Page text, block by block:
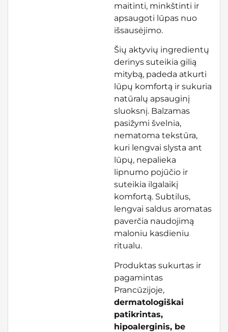
maitinti, minkštinti ir
apsaugoti lūpas nuo
išsausėjimo.
Šių aktyvių ingredientų
derinys suteikia gilią
mitybą, padeda atkurti
lūpų komfortą ir sukuria
natūralų apsauginį
sluoksnį. Balzamas
pasižymi švelnia,
nematoma tekstūra,
kuri lengvai slysta ant
lūpų, nepalieka
lipnumo pojūčio ir
suteikia ilgalaikį
komfortą. Subtilus,
lengvai saldus aromatas
paverčia naudojimą
maloniu kasdieniu
ritualu.
Produktas sukurtas ir
pagamintas
Prancūzijoje,
dermatologiškai
patikrintas,
hipoalerginis, be